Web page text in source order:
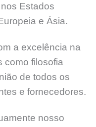
Estados
e Ásia.
a excelência na
como filosofia
de todos os
e fornecedores.
nosso